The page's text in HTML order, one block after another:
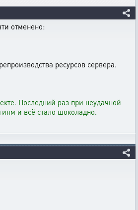
отменено:
ресурсов сервера.
Последний раз при неудачной
и всё стало шоколадно.